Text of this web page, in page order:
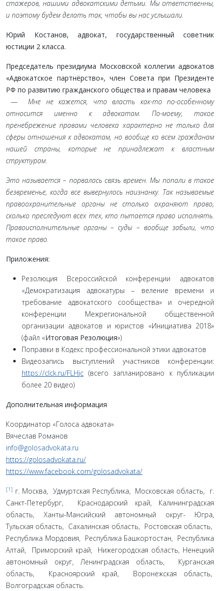
стажеров, нашими адвокатскими детьми. Мы ответственны,
и поэтому будем делать так, чтобы вы нас услышали.
Юрий Костанов, адвокат, государственный советник
юстиции 2 класса.
Председатель президиума Московской коллегии адвокатов
«Адвокатское партнёрство», член Совета при Президенте
РФ по развитию гражданского общества и правам человека
—Мне не кажется, что власть как-то по-особенному
относится именно к адвокатам. По-моему, такое
пренебрежение правами человека характерно не только для
сферы отношения к адвокатам, но вообще ко всем гражданам
нашей страны, которые не принадлежат к властным
структурам.
Это называется – порвалась связь времен. Мы попали в такое
безвременье, когда все вывернулось наизнанку. Так называемые
правоохранительные органы не столько охраняют право,
сколько преследуют всех тех, кто пытается право исполнять.
Правоисполнительные органы – суды – вообще забыли, что
такое право.
Приложения:
Резолюция Всероссийской конференции адвокатов
«Демократизация адвокатуры – веление времени и
требование адвокатского сообщества» и очередной
конференции Межрегиональной общественной
организации адвокатов и юристов «Инициатива 2018»
(файл «Итоговая Резолюция»)
Поправки в Кодекс профессиональной этики адвокатов
Видеозапись выступлений участников конференции:
https://clck.ru/FLHjc (всего запланировано к публикации
более 20 видео)
Дополнительная информация
Координатор «Голоса адвоката»
Вячеслав Романов
info@golosadvokata.ru
https://golosadvokata.ru/
https://www.facebook.com/golosadvokata/
[1] г. Москва, Удмуртская Республика, Московская область, г.
Санкт-Петербург, Краснодарский край, Калининградская
область, Ханты-Мансийский автономный округ- Югра,
Тульская область, Сахалинская область, Ростовская область,
Республика Мордовия, Республика Башкортостан, Республика
Алтай, Приморский край, Нижегородская область, Ненецкий
автономный округ, Ленинградская область, Курганская
область, Красноярский край, Воронежская область,
Волгоградская область.